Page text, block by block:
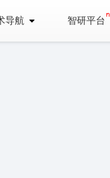
导航 智研平台